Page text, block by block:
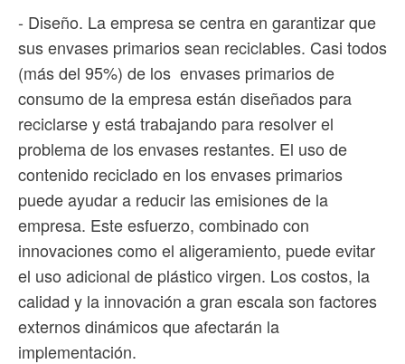
- Diseño. La empresa se centra en garantizar que
sus envases primarios sean reciclables. Casi todos
(más del 95%) de los envases primarios de
consumo de la empresa están diseñados para
reciclarse y está trabajando para resolver el
problema de los envases restantes. El uso de
contenido reciclado en los envases primarios
puede ayudar a reducir las emisiones de la
empresa. Este esfuerzo, combinado con
innovaciones como el aligeramiento, puede evitar
el uso adicional de plástico virgen. Los costos, la
calidad y la innovación a gran escala son factores
externos dinámicos que afectarán la
implementación.